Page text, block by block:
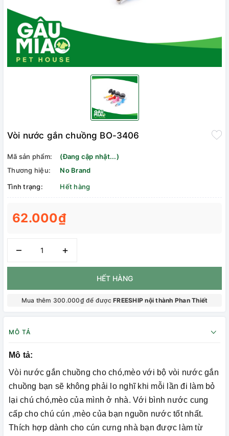
Vòi nước gắn chuồng BO-3406
Mã sản phẩm:
(Đang cập nhật...)
Thương hiệu:
No Brand
Tình trạng:
Hết hàng
62.000₫
– +
HẾT HÀNG
Mua thêm 300.000₫ để đượcFREESHIP nội thành Phan Thiết
MÔ TẢ
Mô tả:
Vòi nước gắn chuồng cho chó,mèo với bộ vòi nước gắn
chuồng bạn sẽ không phải lo nghĩ khi mỗi lần đi làm bỏ
lại chú chó,mèo của mình ở nhà. Với bình nước cung
cấp cho chú cún ,mèo của bạn nguồn nước tốt nhất.
Thích hợp dành cho cún cưng nhà bạn được làm từ